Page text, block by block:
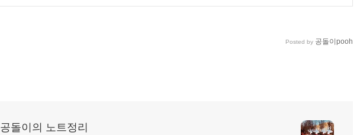
Posted by 공돌이pooh
공돌이의 노트정리